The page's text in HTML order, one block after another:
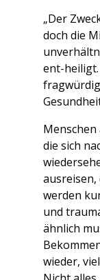
„Der
doch die
ent-
die sich
ausreisen,
werden
und
ähnlich
wieder,